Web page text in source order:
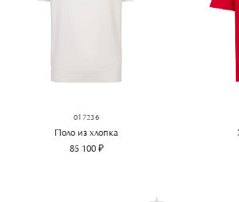
017236
Поло из хлопка
85 100 ₽